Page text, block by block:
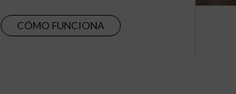
CÓMO FUNCIONA